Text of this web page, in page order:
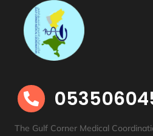

The Gulf Corner Medical